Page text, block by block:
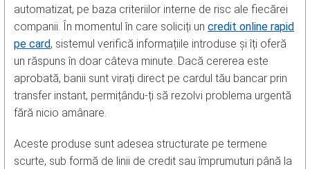
automatizat, pe baza criteriilor interne de risc ale fiecărei
companii. În momentul în care soliciți uncredit online rapid
pe card, sistemul verifică informațiile introduse și îți oferă
un răspuns în doar câteva minute. Dacă cererea este
aprobată, banii sunt virați direct pe cardul tău bancar prin
transfer instant, permițându-ți să rezolvi problema urgentă
fără nicio amânare.
Aceste produse sunt adesea structurate pe termene
scurte, sub formă de linii de credit sau împrumuturi până la